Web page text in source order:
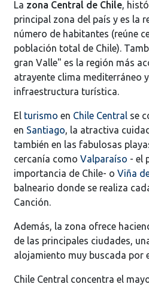
La zona Central de Chile,
principal zona del país y es la
número de habitantes (reúne
población total de Chile).
gran Valle" es la región más
atrayente clima mediterráneo
infraestructura turística.
El turismo en Chile Central se
en Santiago, la atractiva
también en las fabulosas
cercanía como Valparaíso - el
importancia de Chile- o Viña
balneario donde se realiza
Canción.
Además, la zona ofrece
de las principales ciudades,
alojamiento muy buscada por
Chile Central concentra el